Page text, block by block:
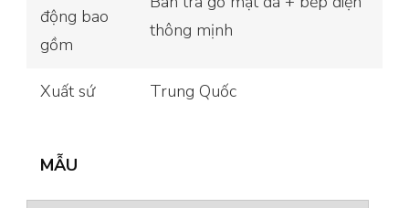
động bao
gồm
thông mịnh
Xuất sứ Trung Quốc
MẪU